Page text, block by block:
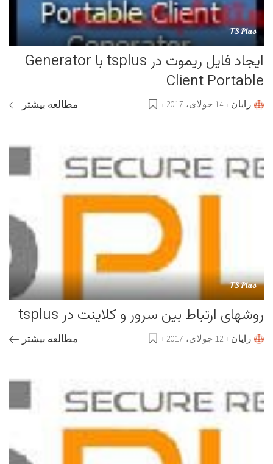
TSPlus
ایجاد فایل ریموت در tsplus با Generator
Client Portable
Postedرایان 14 جولای، 2017 مطالعه بیشتر
TSPlus
روشهای ارتباط بین سرور و کلاینت در tsplus
Postedرایان 12 جولای، 2017 مطالعه بیشتر